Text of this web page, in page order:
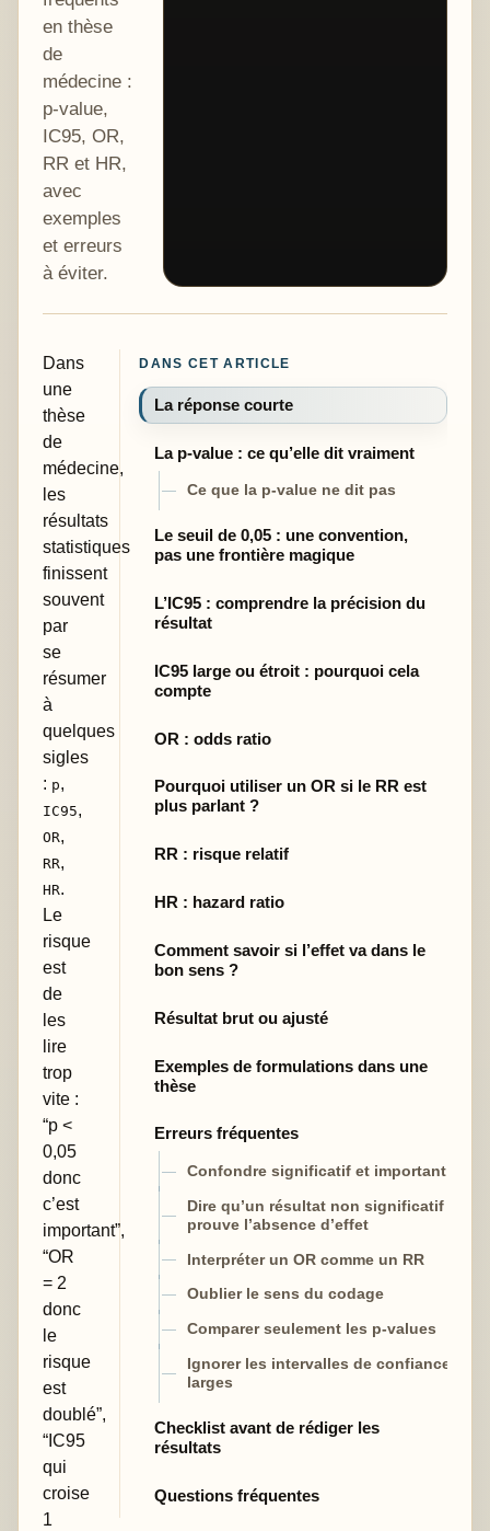
en thèse
de
médecine :
p-value,
IC95, OR,
RR et HR,
avec
exemples
et erreurs
à éviter.
Dans
une
thèse
de
médecine,
les
résultats
statistiques
finissent
souvent
par
se
résumer
à
quelques
sigles
: p,
IC95,
OR,
RR,
HR.
Le
risque
est
de
les
lire
trop
vite :
“p <
0,05
donc
c’est
important”,
“OR
= 2
donc
le
risque
est
doublé”,
“IC95
qui
croise
1
DANS CET ARTICLE
La réponse courte
La p-value : ce qu’elle dit vraiment
Ce que la p-value ne dit pas
Le seuil de 0,05 : une convention,
pas une frontière magique
L’IC95 : comprendre la précision du
résultat
IC95 large ou étroit : pourquoi cela
compte
OR : odds ratio
Pourquoi utiliser un OR si le RR est
plus parlant ?
RR : risque relatif
HR : hazard ratio
Comment savoir si l’effet va dans le
bon sens ?
Résultat brut ou ajusté
Exemples de formulations dans une
thèse
Erreurs fréquentes
Confondre significatif et important
Dire qu’un résultat non significatif
prouve l’absence d’effet
Interpréter un OR comme un RR
Oublier le sens du codage
Comparer seulement les p-values
Ignorer les intervalles de confiance
larges
Checklist avant de rédiger les
résultats
Questions fréquentes